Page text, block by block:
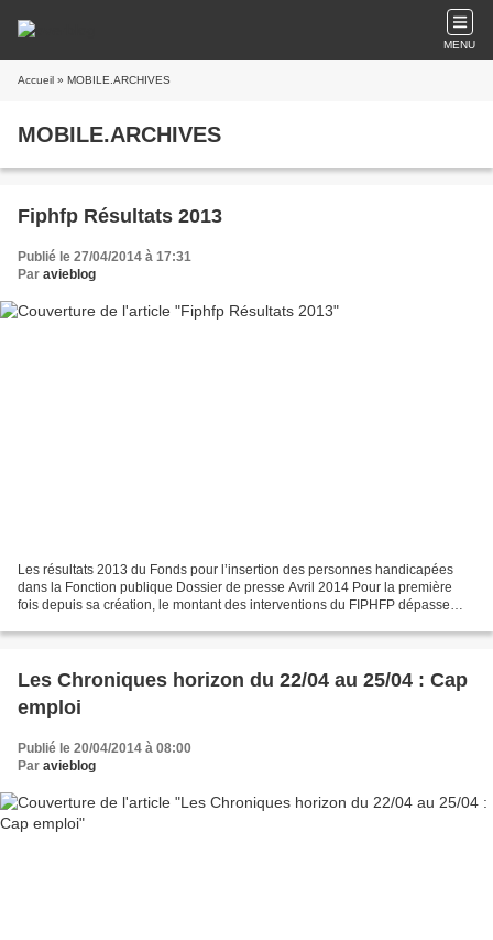
MENU
Accueil » MOBILE.ARCHIVES
MOBILE.ARCHIVES
Fiphfp Résultats 2013
Publié le 27/04/2014 à 17:31
Par avieblog
Les résultats 2013 du Fonds pour l’insertion des personnes handicapées
dans la Fonction publique Dossier de presse Avril 2014 Pour la première
fois depuis sa création, le montant des interventions du FIPHFP dépasse
Les Chroniques horizon du 22/04 au 25/04 : Cap
emploi
Publié le 20/04/2014 à 08:00
Par avieblog